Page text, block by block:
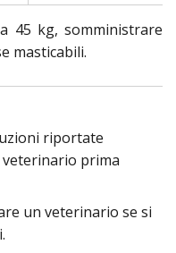
45 kg, somministrare
masticabili.
riportate
prima
un veterinario se si